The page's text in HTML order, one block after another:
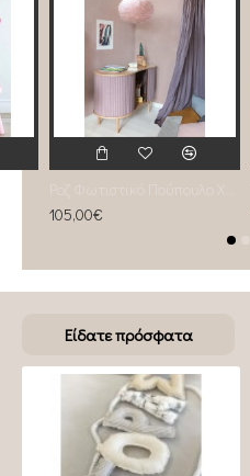
105,00€
Είδατε πρόσφατα